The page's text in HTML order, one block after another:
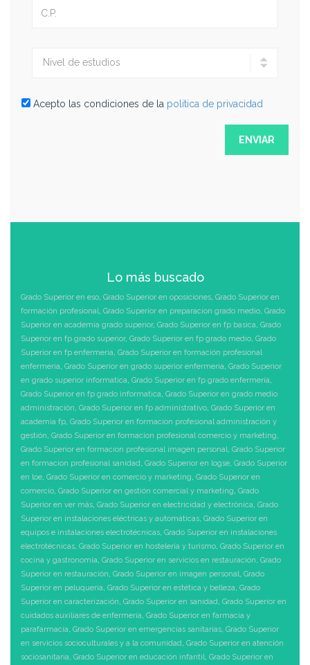
Acepto las condiciones de la politica de privacidad
Lo más buscado
Grado Superior en eso, Grado Superior en oposiciones, Grado Superior en
formación profesional, Grado Superior en preparacion grado medio, Grado
Superior en academia grado superior, Grado Superior en fp basica, Grado
Superior en fp grado superior, Grado Superior en fp grado medio, Grado
Superior en fp enfermeria, Grado Superior en formación profesional
enfermeria, Grado Superior en grado superior enfermeria, Grado Superior
en grado superior informatica, Grado Superior en fp grado enfermeria,
Grado Superior en fp grado informatica, Grado Superior en grado medio
administración, Grado Superior en fp administrativo, Grado Superior en
academia fp, Grado Superior en formacion profesional administración y
gestión, Grado Superior en formacion profesional comercio y marketing,
Grado Superior en formacion profesional imagen personal, Grado Superior
en formacion profesional sanidad, Grado Superior en logse, Grado Superior
en loe, Grado Superior en comercio y marketing, Grado Superior en
comercio, Grado Superior en gestión comercial y marketing, Grado
Superior en ver más, Grado Superior en electricidad y electrónica, Grado
Superior en instalaciones eléctricas y automáticas, Grado Superior en
equipos e instalaciones electrotécnicas, Grado Superior en instalaciones
electrotécnicas, Grado Superior en hostelería y turismo, Grado Superior en
cocina y gastronomía, Grado Superior en servicios en restauración, Grado
Superior en restauración, Grado Superior en imagen personal, Grado
Superior en peluquería, Grado Superior en estética y belleza, Grado
Superior en caracterización, Grado Superior en sanidad, Grado Superior en
cuidados auxiliares de enfermería, Grado Superior en farmacia y
parafarmacia, Grado Superior en emergencias sanitarias, Grado Superior
en servicios socioculturales y a la comunidad, Grado Superior en atención
sociosanitaria, Grado Superior en educación infantil, Grado Superior en